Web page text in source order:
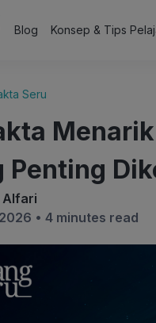
Blog Konsep & Tips
Seru
Penting
Alfari
• 4 minutes read